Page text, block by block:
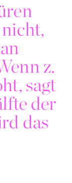
z.
sagt
der
das